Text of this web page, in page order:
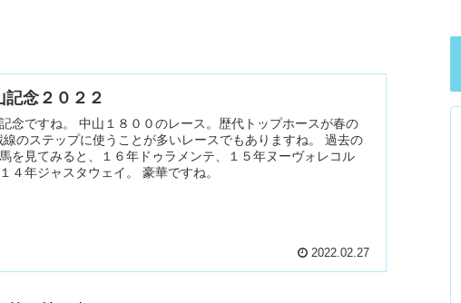
記念２０２２
念ですね。 中山１８００のレース。歴代トップホースが春の
線のステップに使うことが多いレースでもありますね。 過去の
を見てみると、１６年ドゥラメンテ、１５年ヌーヴォレコル
４年ジャスタウェイ。 豪華ですね。
2022.02.27